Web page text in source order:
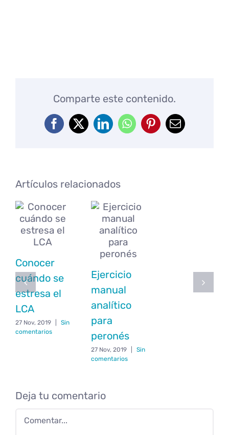
Comparte este contenido.
Facebook
X LinkedInWhatsApp
PinterestCorreo
Artículos relacionados
Conocer
cuándo se
estresa el
LCA
27 Nov, 2019
Sin
comentarios
Ejercicio
manual
analítico
para
peronés
27 Nov, 2019
Sin
comentarios
Deja tu comentario
Comentar